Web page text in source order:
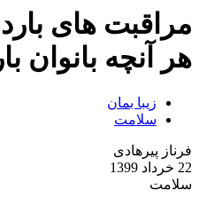
مراقبت های
هر آنچه بانوان
زیبا بمان
سلامت
فرناز پیرهادی
22 خرداد 1399
سلامت